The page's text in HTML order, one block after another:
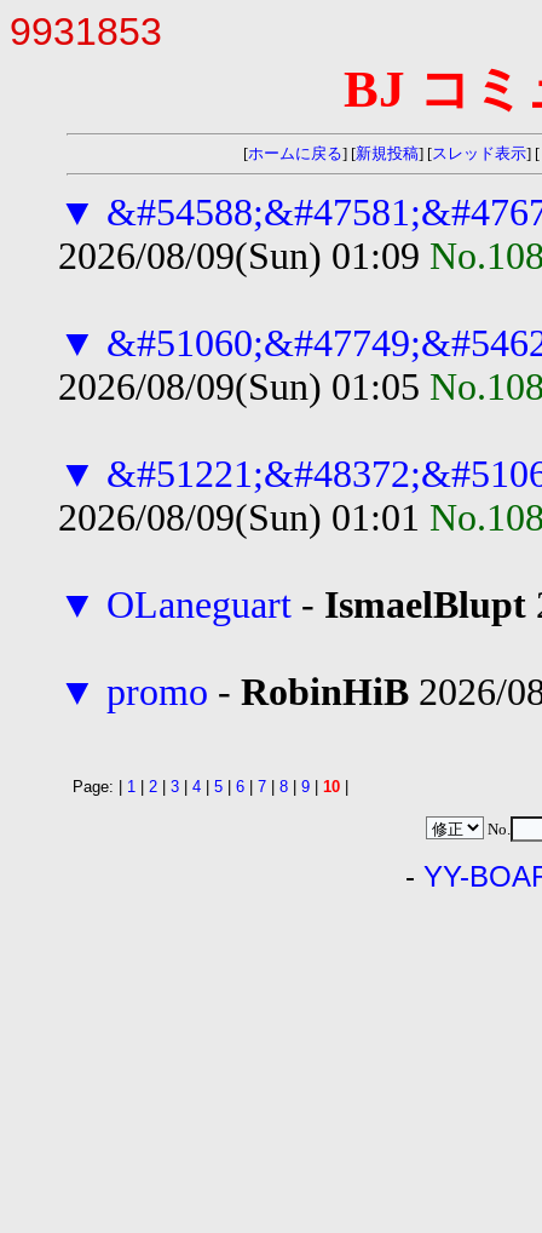
9931853
BJ コミ
[ホームに戻る] [新規投稿] [スレッド表示] [
▼
2026/08/09(Sun) 01:09
▼
2026/08/09(Sun) 01:05
▼
2026/08/09(Sun) 01:01
▼ OLaneguart - IsmaelBlupt
▼ promo - RobinHiB 2026/
Page: | 1 | 2| 3| 4| 5| 6| 7| 8| 9| 10|
No.
- YY-